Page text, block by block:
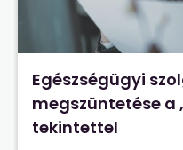
Egészségügyi
megszüntetése a
tekintettel